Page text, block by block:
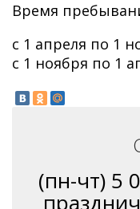
Время
с 1 апреля по 1
с 1 ноября по 1
(пн-чт) 5